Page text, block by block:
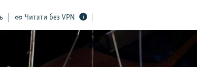
Читати без VPN